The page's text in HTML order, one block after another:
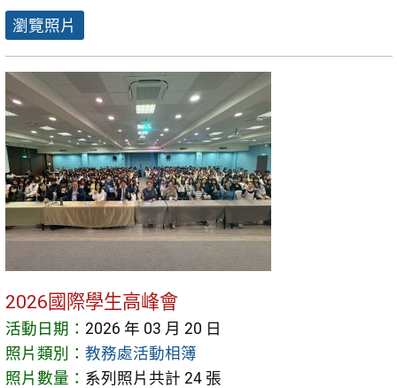
瀏覽照片
2026國際學生高峰會
活動日期： 2026 年 03 月 20 日
照片類別： 教務處活動相簿
照片數量： 系列照片共計 24 張